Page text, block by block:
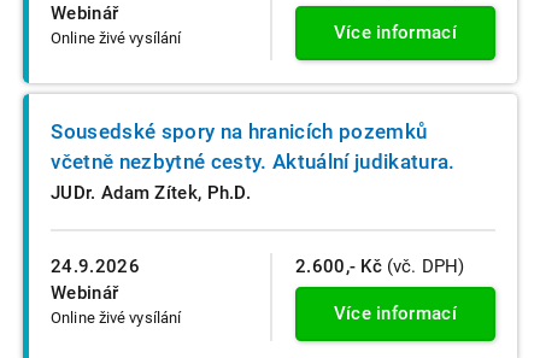
Webinář
Online živé vysílání Více informací
24.9.2026
Webinář
Online živé vysílání
Sousedské spory na hranicích pozemků
včetně nezbytné cesty. Aktuální judikatura.
JUDr. Adam Zítek, Ph.D.
2.600,- Kč (vč. DPH)
Více informací